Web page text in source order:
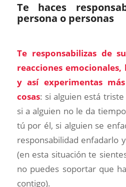
Te haces
persona o personas
Te responsabilizas de
reacciones emocionales,
y así experimentas
cosas: si alguien está
si a alguien no le da
tú por él, si alguien se
responsabilidad enfadarlo
(en esta situación te
no puedes soportar que
contigo).